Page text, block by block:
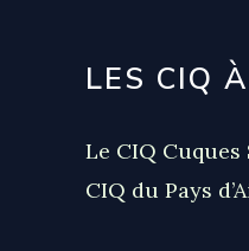
LES CIQ
Le CIQ
CIQ du Pays